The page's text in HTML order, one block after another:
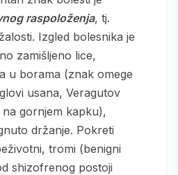
raspoloženja, tj.
Izgled bolesnika je
zamišljeno lice,
u borama (znak omege
usana, Veragutov
gornjem kapku),
držanje. Pokreti
tromi (benigni
shizofrenog postoji